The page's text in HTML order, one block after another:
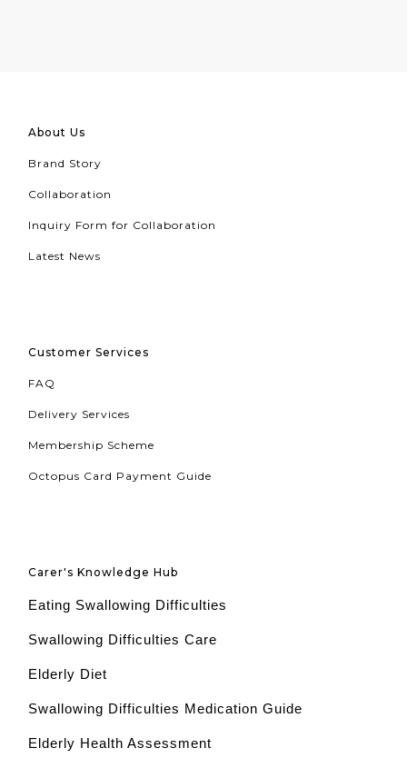
About Us
Brand Story
Collaboration
Inquiry Form for Collaboration
Latest News
Customer Services
FAQ
Delivery Services
Membership Scheme
Octopus Card Payment Guide
Carer's Knowledge Hub
Eating Swallowing Difficulties
Swallowing Difficulties Care
Elderly Diet
Swallowing Difficulties Medication Guide
Elderly Health Assessment